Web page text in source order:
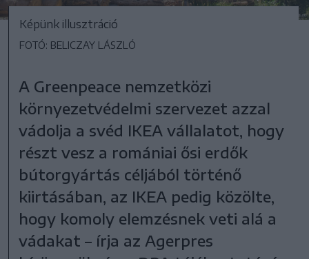
Képünk illusztráció
FOTÓ: BELICZAY LÁSZLÓ
A Greenpeace nemzetközi
környezetvédelmi szervezet azzal
vádolja a svéd IKEA vállalatot, hogy
részt vesz a romániai ősi erdők
bútorgyártás céljából történő
kiirtásában, az IKEA pedig közölte,
hogy komoly elemzésnek veti alá a
vádakat – írja az Agerpres